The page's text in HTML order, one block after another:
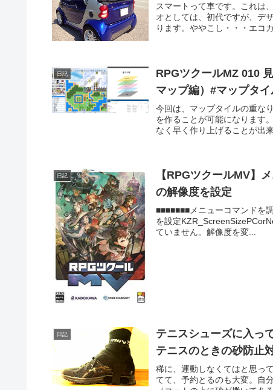
スマートって車です。これは
オとしては、初代ですが、デ
ります。ややこし・・・エコ
日記
RPGツクールMZ 010
マップ編）#マップタ
今回は、マップタイルの重な
を作ることが可能になります
なく早く作り上げることが出
日記
【RPGツクールMV】
の解像度を設定
■■■■■■■メニューコマンドを
を設定
ていません。解像度を変...
日記
テニスシューズに入っ
テニスのときの砂防止
稀に、運動しなくてはと思っ
てて、予約とるのも大変。自